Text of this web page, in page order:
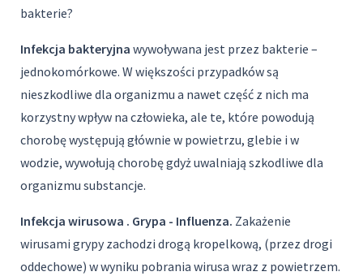
bakterie?
Infekcja bakteryjna wywoływana jest przez bakterie –
jednokomórkowe. W większości przypadków są
nieszkodliwe dla organizmu a nawet część z nich ma
korzystny wpływ na człowieka, ale te, które powodują
chorobę występują głównie w powietrzu, glebie i w
wodzie, wywołują chorobę gdyż uwalniają szkodliwe dla
organizmu substancje.
Infekcja wirusowa . Grypa - Influenza. Zakażenie
wirusami grypy zachodzi drogą kropelkową, (przez drogi
oddechowe) w wyniku pobrania wirusa wraz z powietrzem.